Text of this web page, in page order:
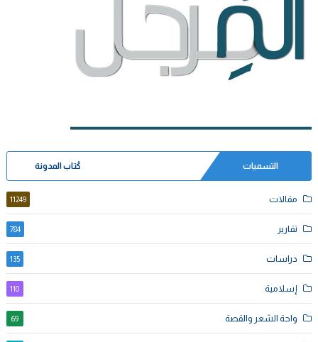
التسميات كُتاب المدونة
مقالات 11249
تقارير 784
دراسات 135
إسلامية 110
واحة الشعر والقصة 69